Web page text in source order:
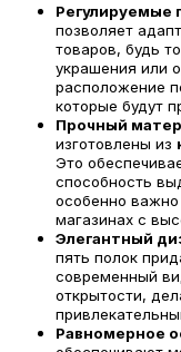
Регулируемые
позволяет
товаров, будь
украшения или
расположение
которые будут
Прочный
изготовлены из
Это
способность
особенно важно
магазинах с
Элегантный
пять полок
современный
открытости,
Равномерное